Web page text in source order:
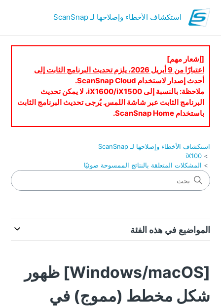
استكشاف الأخطاء وإصلاحها لـ ScanSnap
[إشعار مهم]
اعتبارًا من 9 أبريل 2026، يلزم تحديث البرنامج الثابت إلى
أحدث إصدار لاستخدام ScanSnap Cloud.
ملاحظة: بالنسبة إلى iX1600/iX1500، لا يمكن تحديث
البرنامج الثابت عبر شاشة اللمس. يُرجى تحديث البرنامج الثابت
باستخدام ScanSnap Home.
استكشاف الأخطاء وإصلاحها لـ ScanSnap
iX100
المشكلات المتعلقة بالنتائج الممسوحة ضوئيًا
المواضيع في هذه الفئة
[Windows/macOS] ظهور
شكل مخطط (مموج) في